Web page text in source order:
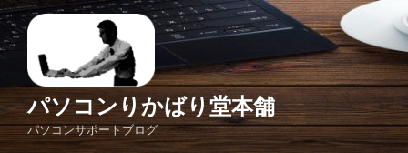
コ
ン
テ
ス
パソコンりかばり堂本舗
パソコンサポートブログ